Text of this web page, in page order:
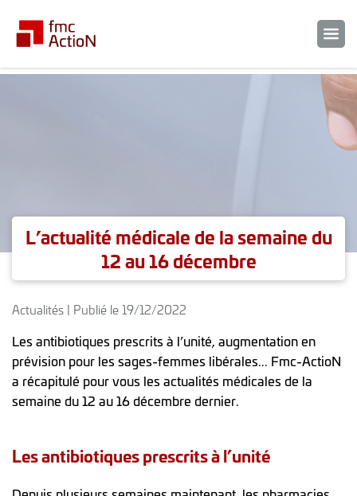
L’actualité médicale de la semaine du
12 au 16 décembre
Actualités | Publié le 19/12/2022
Les antibiotiques prescrits à l’unité, augmentation en
prévision pour les sages-femmes libérales... Fmc-ActioN
a récapitulé pour vous les actualités médicales de la
semaine du 12 au 16 décembre dernier.
Les antibiotiques prescrits à l’unité